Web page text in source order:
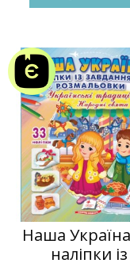
Наша
наліпки із